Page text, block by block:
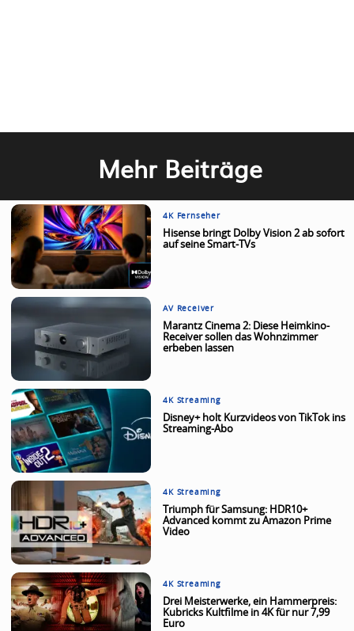
Mehr Beiträge
4K Fernseher
Hisense bringt Dolby Vision 2 ab sofort
auf seine Smart-TVs
AV Receiver
Marantz Cinema 2: Diese Heimkino-
Receiver sollen das Wohnzimmer
erbeben lassen
4K Streaming
Disney+ holt Kurzvideos von TikTok ins
Streaming-Abo
4K Streaming
Triumph für Samsung: HDR10+
Advanced kommt zu Amazon Prime
Video
4K Streaming
Drei Meisterwerke, ein Hammerpreis:
Kubricks Kultfilme in 4K für nur 7,99
Euro